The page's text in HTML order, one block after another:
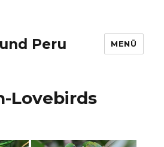
Peru MENÜ
Lovebirds